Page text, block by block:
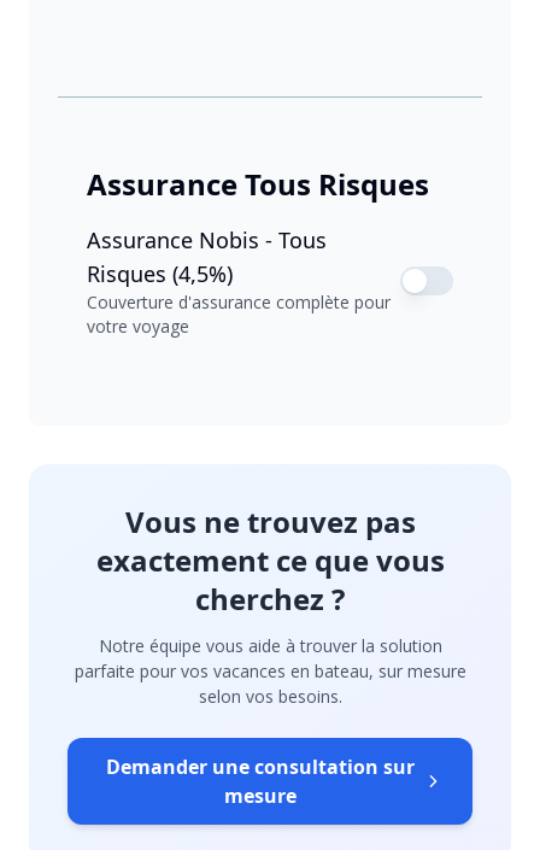
Assurance Tous Risques
Assurance Nobis - Tous
Risques (4,5%)
Couverture d'assurance complète pour
votre voyage
Vous ne trouvez pas
exactement ce que vous
cherchez ?
Notre équipe vous aide à trouver la solution
parfaite pour vos vacances en bateau, sur mesure
selon vos besoins.
Demander une consultation sur
mesure